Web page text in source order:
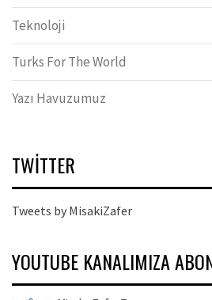
Teknoloji
Turks For The World
Yazı Havuzumuz
TWITTER
Tweets by MisakiZafer
YOUTUBE KANALIMIZA